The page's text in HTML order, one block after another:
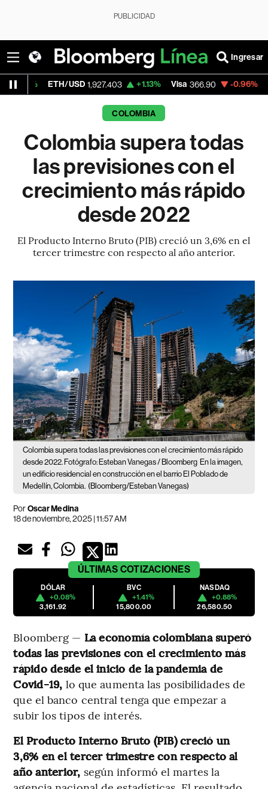
PUBLICIDAD
Ingresar
1,927.403 +1.13% Visa 366.90 -0.96%
COLOMBIA
Colombia supera todas
las previsiones con el
crecimiento más rápido
desde 2022
El Producto Interno Bruto (PIB) creció un 3,6% en el
tercer trimestre con respecto al año anterior.
Colombia supera todas las previsiones con el crecimiento más rápido
desde 2022. Fotógrafo: Esteban Vanegas / Bloomberg En la imagen,
un edificio residencial en construcción en el barrio El Poblado de
Medellín, Colombia. (Bloomberg/Esteban Vanegas)
PorOscar Medina
18 de noviembre, 2025 | 11:57 AM
ÚLTIMAS COTIZACIONES
DÓLAR
+0.08%
3,161.92
BVC
+1.41%
15,800.00
NASDAQ
+0.88%
26,580.50
Bloomberg — La economía colombiana superó
todas las previsiones con el crecimiento más
rápido desde el inicio de la pandemia de
Covid-19, lo que aumenta las posibilidades de
que el banco central tenga que empezar a
subir los tipos de interés.
El Producto Interno Bruto (PIB) creció un
3,6% en el tercer trimestre con respecto al
año anterior, según informó el martes la